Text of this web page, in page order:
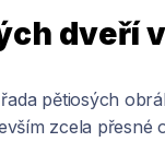
dveří
pětiosých
zcela